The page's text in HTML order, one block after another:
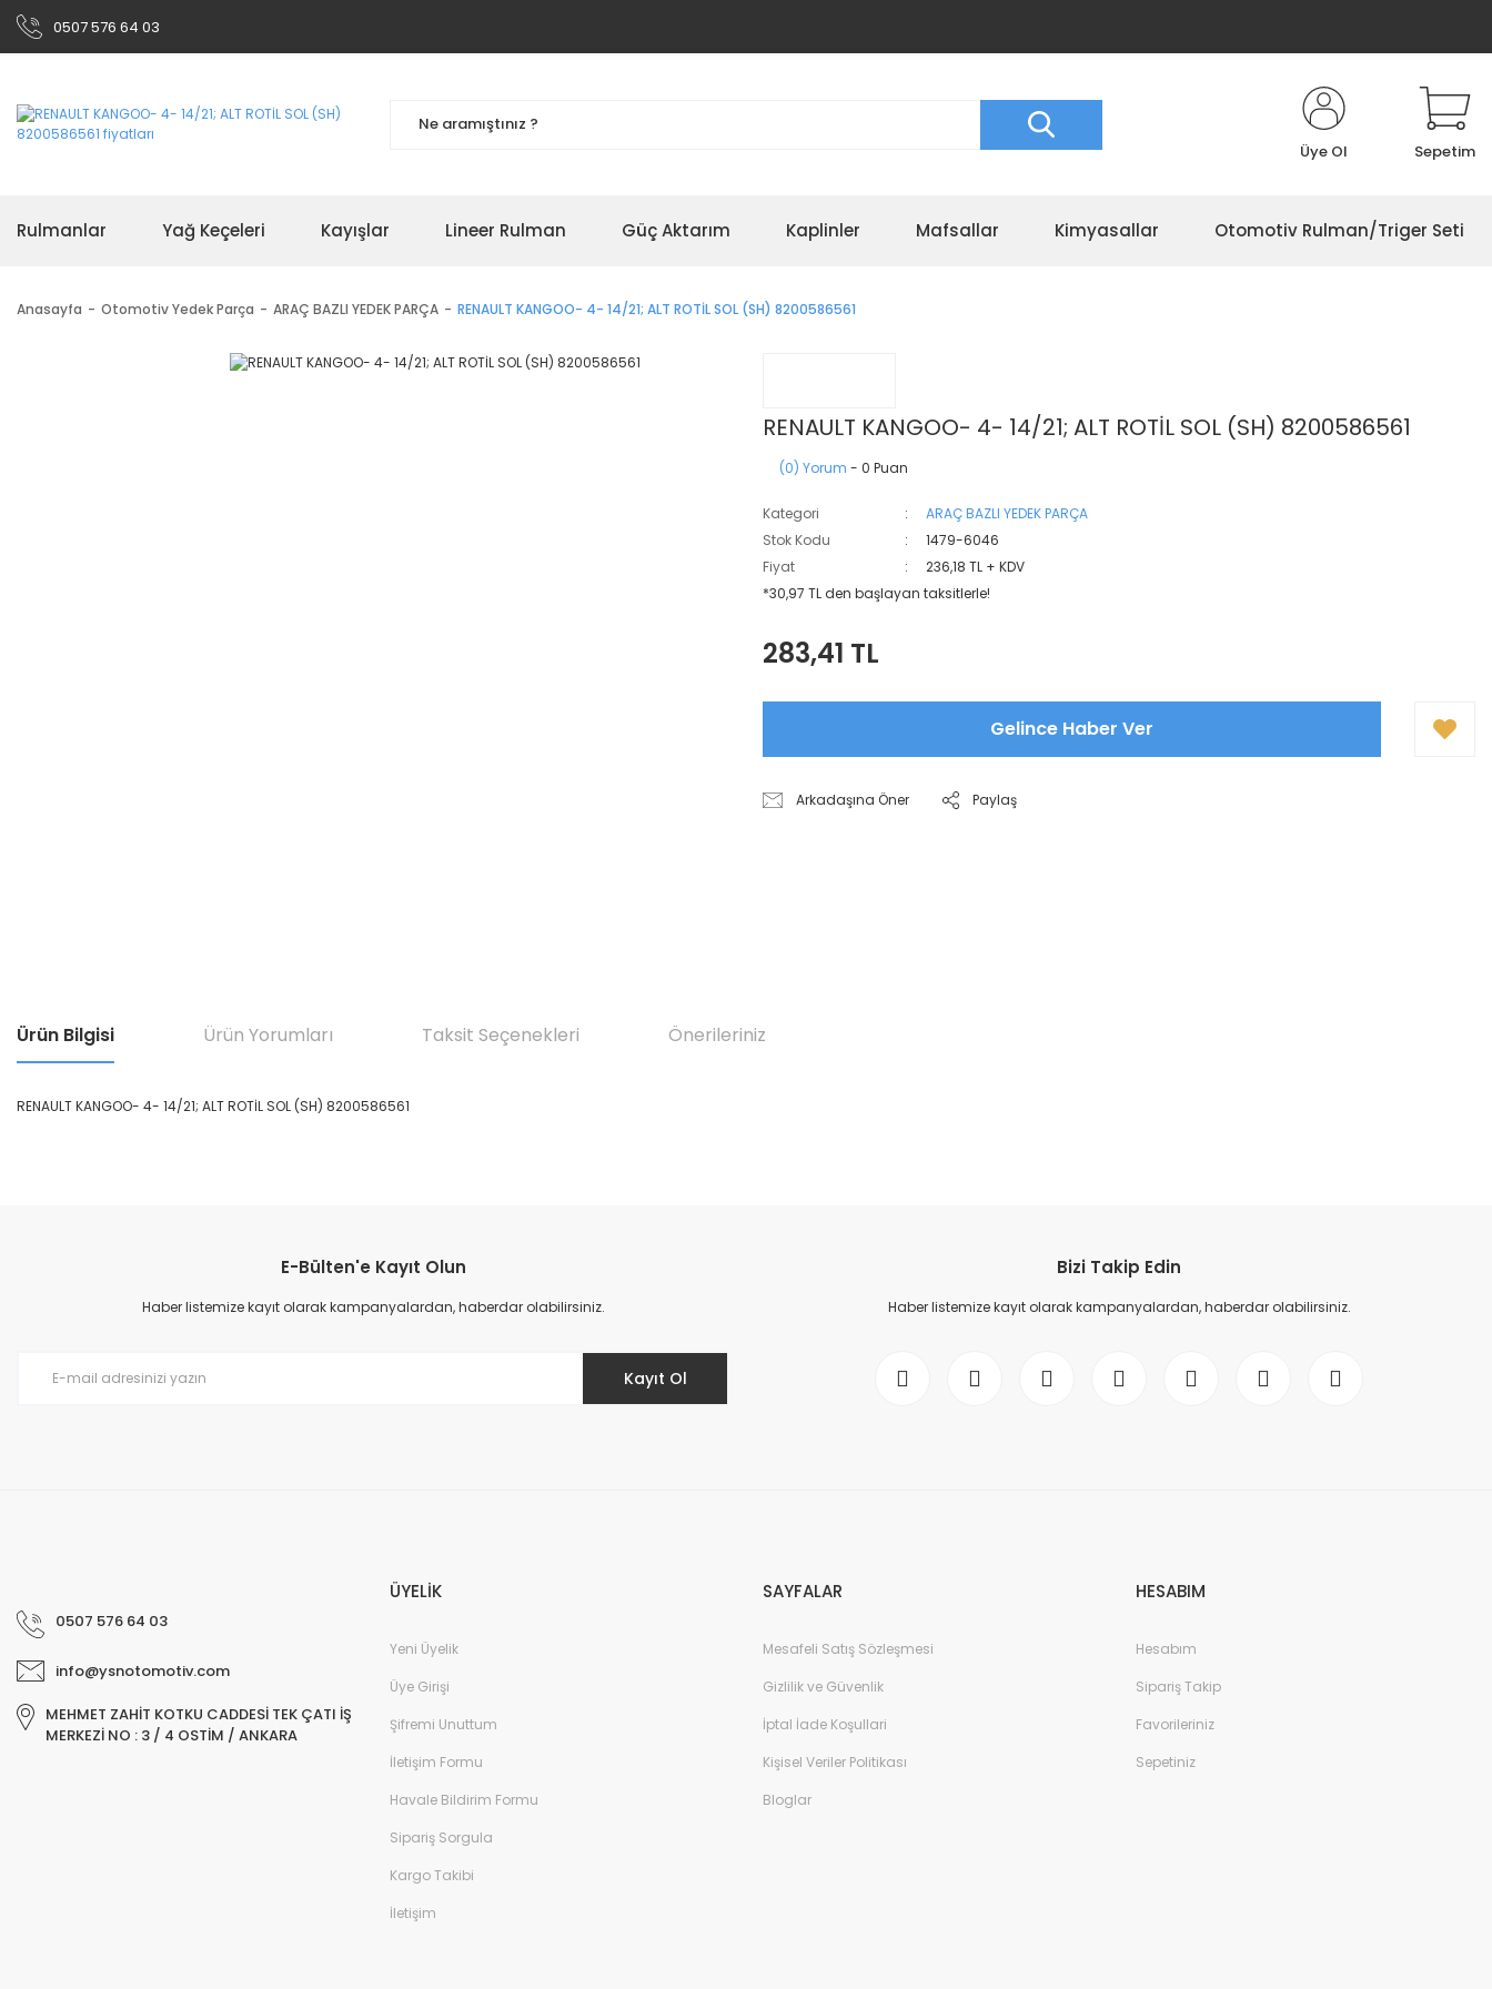
0507 576 64 03
Üye Ol Sepetim
Rulmanlar Yağ Keçeleri Kayışlar Lineer Rulman Güç Aktarım Kaplinler Mafsallar Kimyasallar Otomotiv Rulman/Triger Seti
Anasayfa Otomotiv Yedek Parça ARAÇ BAZLI YEDEK PARÇA RENAULT KANGOO- 4- 14/21; ALT ROTİL SOL (SH) 8200586561
RENAULT KANGOO- 4- 14/21; ALT ROTİL SOL (SH) 8200586561
(0) Yorum - 0 Puan
Kategori
ARAÇ BAZLI YEDEK PARÇA
Stok Kodu
1479-6046
Fiyat
236,18 TL + KDV
*30,97 TL den başlayan taksitlerle!
283,41 TL
Gelince Haber Ver
Arkadaşına Öner Paylaş
Ürün Bilgisi Ürün Yorumları Taksit Seçenekleri Önerileriniz
RENAULT KANGOO- 4- 14/21; ALT ROTİL SOL (SH) 8200586561
Ürün resmi kalitesiz, bozuk veya görüntülenemiyor.
Ürün açıklamasında eksik bilgiler bulunuyor.
E-Bülten'e Kayıt Olun
Haber listemize kayıt olarak kampanyalardan, haberdar olabilirsiniz.
Kayıt Ol
Bizi Takip Edin
Haber listemize kayıt olarak kampanyalardan, haberdar olabilirsiniz.
0507 576 64 03
info@ysnotomotiv.com
MEHMET ZAHİT KOTKU CADDESİ TEK ÇATI İŞ
MERKEZİ NO : 3 / 4 OSTİM / ANKARA
ÜYELİK
Yeni Üyelik
Üye Girişi
Şifremi Unuttum
İletişim Formu
Havale Bildirim Formu
Sipariş Sorgula
Kargo Takibi
İletişim
SAYFALAR
Mesafeli Satış Sözleşmesi
Gizlilik ve Güvenlik
İptal İade Koşullari
Kişisel Veriler Politikası
Bloglar
HESABIM
Hesabım
Sipariş Takip
Favorileriniz
Sepetiniz